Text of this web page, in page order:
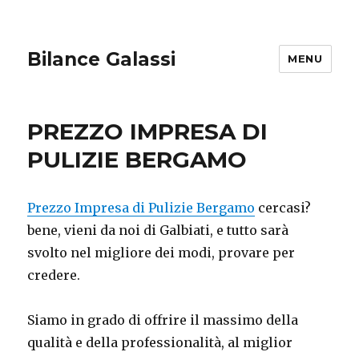
Bilance Galassi MENU
PREZZO IMPRESA DI
PULIZIE BERGAMO
Prezzo Impresa di Pulizie Bergamo cercasi?
bene, vieni da noi di Galbiati, e tutto sarà
svolto nel migliore dei modi, provare per
credere.
Siamo in grado di offrire il massimo della
qualità e della professionalità, al miglior